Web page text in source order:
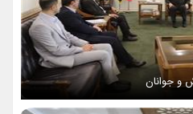
و جوانان